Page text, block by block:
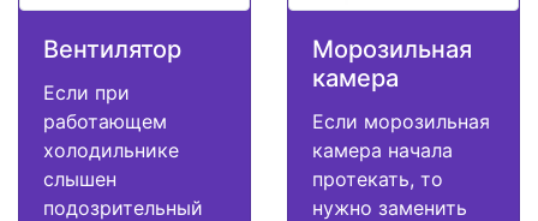
Вентилятор
Если при
работающем
холодильнике
слышен
подозрительный
Морозильная
камера
Если морозильная
камера начала
протекать, то
нужно заменить